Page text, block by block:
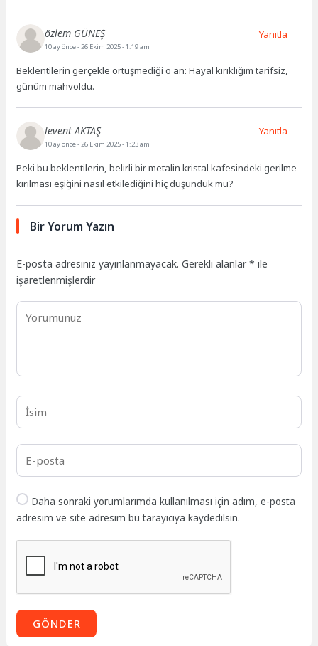
özlem GÜNEŞ
10 ay önce- 26 Ekim 2025 - 1:19 am
Beklentilerin gerçekle örtüşmediği o an: Hayal kırıklığım tarifsiz,
günüm mahvoldu.
Yanıtla
levent AKTAŞ
10 ay önce- 26 Ekim 2025 - 1:23 am
Peki bu beklentilerin, belirli bir metalin kristal kafesindeki gerilme
kırılması eşiğini nasıl etkilediğini hiç düşündük mü?
Yanıtla
Bir Yorum Yazın
E-posta adresiniz yayınlanmayacak. Gerekli alanlar* ile
işaretlenmişlerdir
Daha sonraki yorumlarımda kullanılması için adım, e-posta
adresim ve site adresim bu tarayıcıya kaydedilsin.
GÖNDER